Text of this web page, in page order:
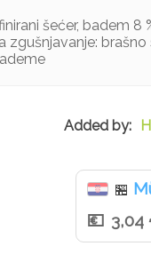
šećer, badem 8
zgušnjavanje:
🏪
3,04